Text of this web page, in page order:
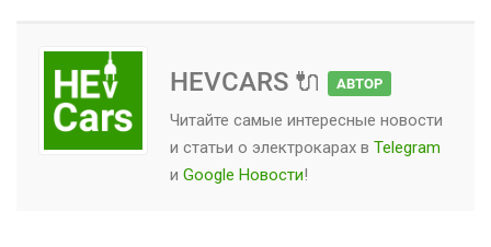
HEVCARS 🔌 АВТОР
Читайте самые интересные новости
и статьи о электрокарах в Telegram
и Google Новости!